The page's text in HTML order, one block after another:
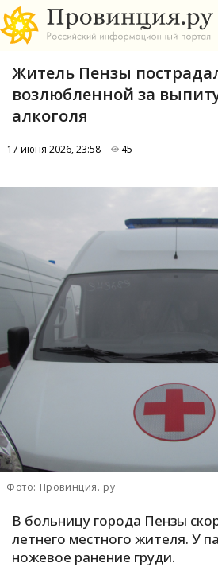
К
Житель Пензы
возлюбленной за
алкоголя
17 июня 2026, 23:58 45
Фото: Провинция. ру
В больницу города Пензы
летнего местного жителя. У
ножевое ранение груди.